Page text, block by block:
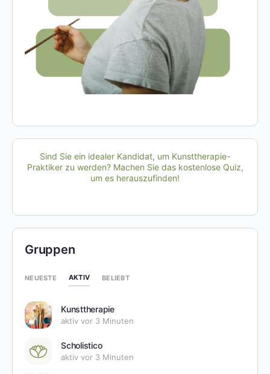
Sind Sie ein idealer Kandidat, um Kunsttherapie-
Praktiker zu werden? Machen Sie das kostenlose Quiz,
um es herauszufinden!
Gruppen
NEUESTE AKTIV BELIEBT
Kunsttherapie
aktiv vor 3 Minuten
Scholistico
aktiv vor 3 Minuten